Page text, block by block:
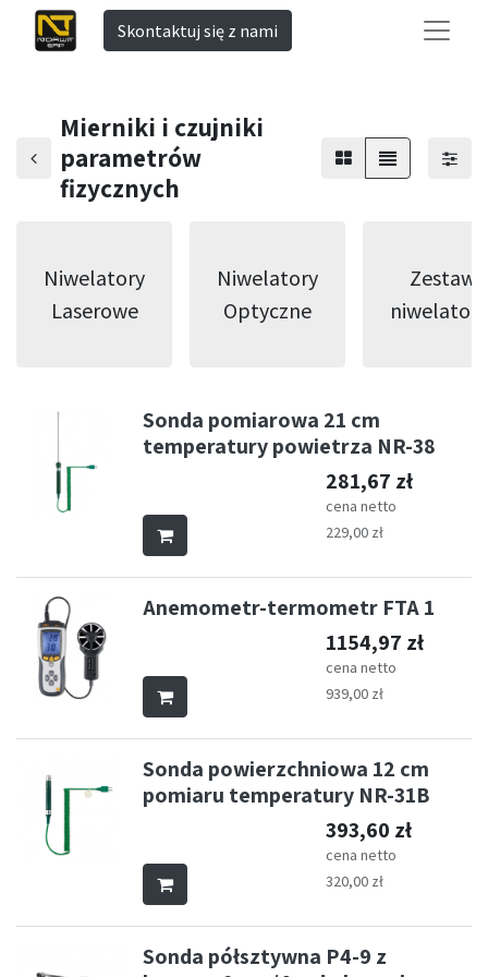
Skontaktuj się z nami
Mierniki i czujniki
parametrów
fizycznych
Niwelatory
Laserowe
Niwelatory
Optyczne
Zestawy
Sonda pomiarowa 21 cm
temperatury powietrza NR-38
281,67 zł
cena netto
229,00 zł
Anemometr-termometr FTA 1
1154,97 zł
cena netto
939,00 zł
Sonda powierzchniowa 12 cm
pomiaru temperatury NR-31B
393,60 zł
cena netto
320,00 zł
Sonda półsztywna P4-9 z